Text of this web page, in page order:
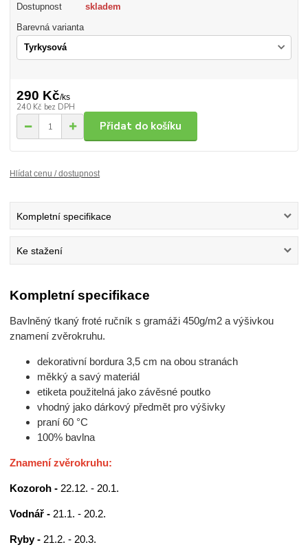
Dostupnost skladem
Barevná varianta
290 Kč/ks
240 Kč bez DPH
Přidat do košíku
Hlídat cenu / dostupnost
Kompletní specifikace
Ke stažení
Kompletní specifikace
Bavlněný tkaný froté ručník s gramáži 450g/m2 a výšivkou
znamení zvěrokruhu.
dekorativní bordura 3,5 cm na obou stranách
měkký a savý materiál
etiketa použitelná jako závěsné poutko
vhodný jako dárkový předmět pro výšivky
praní 60 °C
100% bavlna
Znamení zvěrokruhu:
Kozoroh - 22.12. - 20.1.
Vodnář - 21.1. - 20.2.
Ryby - 21.2. - 20.3.